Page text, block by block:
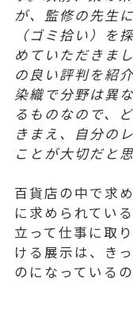
が、監修の先生
（ゴミ拾い）を
めていただきま
の良い評判を紹
染織で分野は異
るものなので、
きまえ、自分の
ことが大切だと
百貨店の中で求
に求められてい
立って仕事に取
ける展示は、き
のになっている